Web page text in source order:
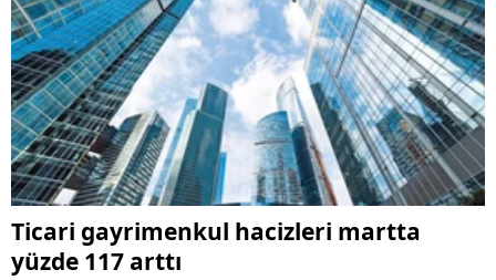
Ticari gayrimenkul hacizleri martta
yüzde 117 arttı